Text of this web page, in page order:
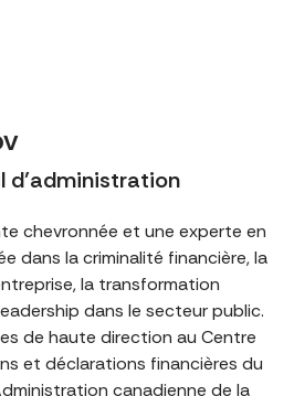
d’administration
chevronnée et une experte en
dans la criminalité financière, la
la transformation
dans le secteur public.
de haute direction au Centre
et déclarations financières du
canadienne de la